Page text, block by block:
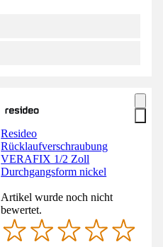
Resideo
Rücklaufverschraubung
VERAFIX 1/2 Zoll
Durchgangsform nickel
Artikel wurde noch nicht
bewertet.